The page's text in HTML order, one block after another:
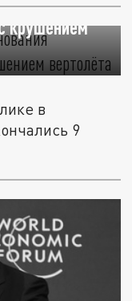
крушением
в
9